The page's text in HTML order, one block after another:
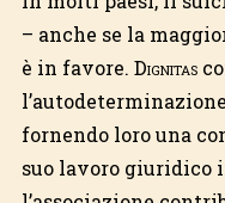
– anche se la
è in favore. Dignitas
fornendo loro una
suo lavoro giuridico